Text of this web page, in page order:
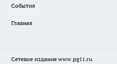
События
Главная
Сетевое издание www.pg11.ru